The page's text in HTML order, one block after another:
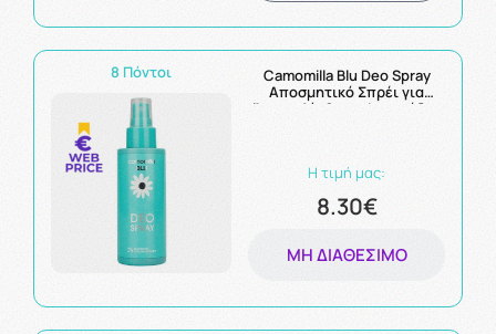
8 Πόντοι
Camomilla Blu Deo Spray
Αποσμητικό Σπρέι για
Άμεση Αίσθηση Φρεσκάδας
Η τιμή μας:
8.30€
ΜΗ ΔΙΑΘΈΣΙΜΟ